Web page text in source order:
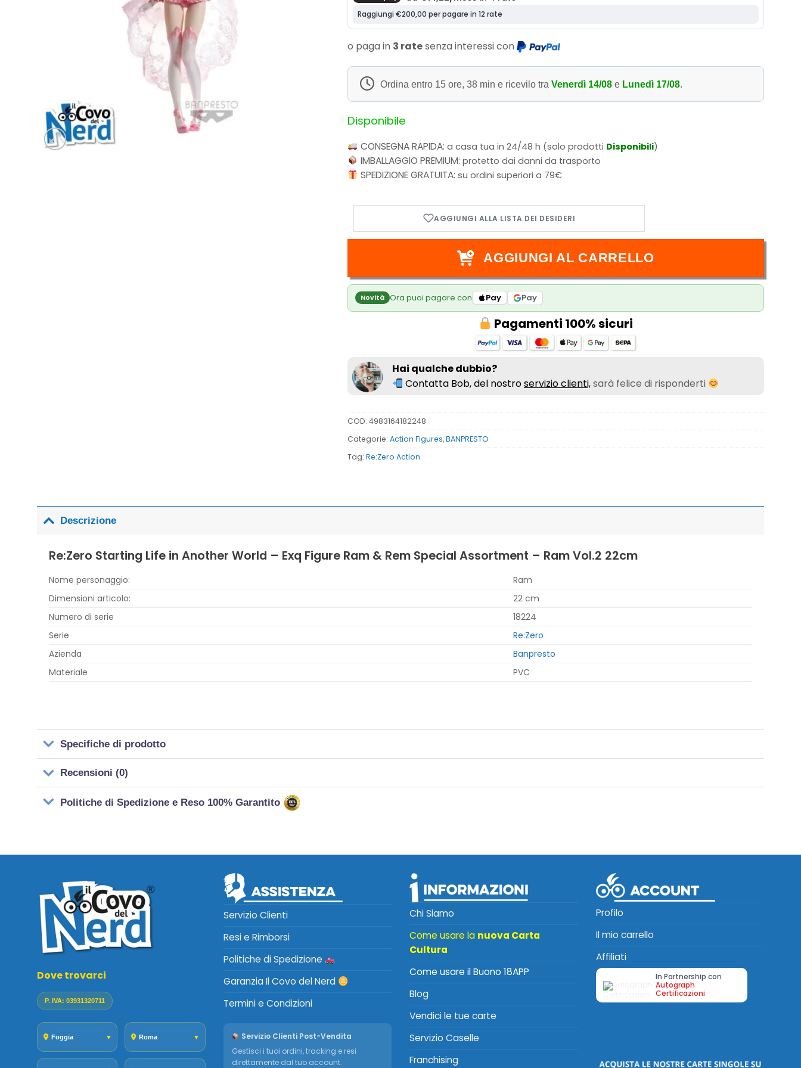
o paga in 3 ratesenza interessi con
Ordina entro 15 ore, 38 min e ricevilo tra Venerdì 14/08e Lunedì 17/08.
Disponibile
CONSEGNA RAPIDA: a casa tua in 24/48 h (solo prodotti Disponibili)
IMBALLAGGIO PREMIUM: protetto dai danni da trasporto
SPEDIZIONE GRATUITA: su ordini superiori a 79€
AGGIUNGI AL CARRELLO
Novità Ora puoi pagare con Pay Pay
Pagamenti 100% sicuri
Hai qualche dubbio?
Contatta Bob, del nostroservizio clienti,sarà felice di risponderti
COD: 4983164182248
Categorie: Action Figures,BANPRESTO
Tag: Re:Zero Action
Descrizione
Re:Zero Starting Life in Another World – Exq Figure Ram & Rem Special Assortment – Ram Vol.2 22cm
Nome personaggio:
Ram
Dimensioni articolo:
22 cm
Numero di serie
18224
Serie
Re:Zero
Azienda
Banpresto
Materiale
PVC
Specifiche di prodotto
Recensioni (0)
Politiche di Spedizione e Reso 100% Garantito
Dove trovarci
P. IVA: 03931320711
Foggia ▼ Roma ▼
Servizio Clienti
Resi e Rimborsi
Politiche di Spedizione
Garanzia Il Covo del Nerd
Termini e Condizioni
Servizio Clienti Post-Vendita
Gestisci i tuoi ordini, tracking e resi
direttamente dal tuo account.
Chi Siamo
Come usare la nuova Carta
Cultura
Come usare il Buono 18APP
Blog
Vendici le tue carte
Servizio Caselle
Franchising
Profilo
Il mio carrello
Affiliati
In Partnership con
Autograph
Certificazioni